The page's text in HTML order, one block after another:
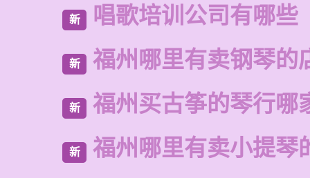
新 唱歌培训公司有哪些
新 福州哪里有卖钢琴的
新 福州买古筝的琴行哪
新 福州哪里有卖小提琴